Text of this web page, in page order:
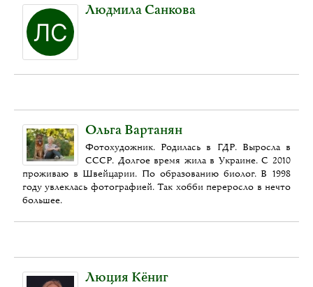
Людмила Санкова
Ольга Вартанян
Фотохудожник. Родилась в ГДР. Выросла в
СССР. Долгое время жила в Украине. С 2010
проживаю в Швейцарии. По образованию биолог. В 1998
году увлеклась фотографией. Так хобби переросло в нечто
большее.
Люция Кёниг